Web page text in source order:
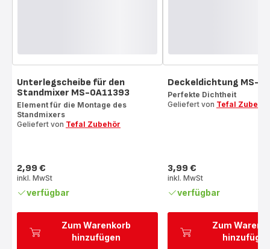
Zum Warenkorb
hinzufügen
Unterlegscheibe für den
Standmixer MS-0A11393
Element für die Montage des
Standmixers
Geliefert von Tefal Zubehör
Preis
2,99 €
inkl. MwSt
verfügbar
Zum
Deckeldichtung MS-
Perfekte Dichtheit
Geliefert von Tefal
Preis
3,99 €
inkl. MwSt
verfügbar